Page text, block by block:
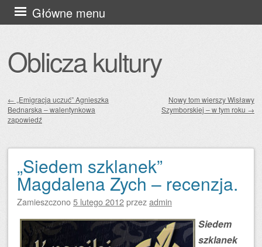
Oblicza kultury
Główne menu
Przejdź
do
Zobacz wpisy
← „Emigracja uczuć” Agnieszka
Bednarska – walentynkowa
zapowiedź
Nowy tom wierszy Wisławy
Szymborskiej – w tym roku →
„Siedem szklanek”
Magdalena Zych – recenzja.
Zamieszczono5 lutego 2012przezadmin
Siedem
szklanek